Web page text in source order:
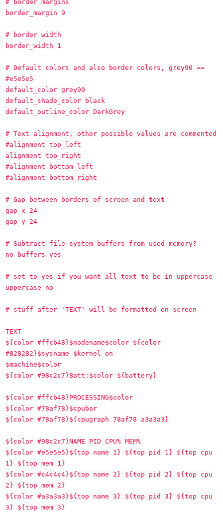
# border margins
border_margin 9
# border width
border_width 1
# Default colors and also border colors, grey90 ==
#e5e5e5
default_color grey90
default_shade_color black
default_outline_color DarkGrey
# Text alignment, other possible values are commented
#alignment top_left
alignment top_right
#alignment bottom_left
#alignment bottom_right
# Gap between borders of screen and text
gap_x 24
gap_y 24
# Subtract file system buffers from used memory?
no_buffers yes
# set to yes if you want all text to be in uppercase
uppercase no
# stuff after 'TEXT' will be formatted on screen
TEXT
${color #ffcb48}$nodename$color ${color
#828282}$sysname $kernel on
$machine$color
${color #98c2c7}Batt:$color ${battery}
${color #ffcb48}PROCESSING$color
${color #78af78}$cpubar
${color #78af78}${cpugraph 78af78 a3a3a3}
${color #98c2c7}NAME PID CPU% MEM%
${color #e5e5e5}${top name 1} ${top pid 1} ${top cpu
1} ${top mem 1}
${color #c4c4c4}${top name 2} ${top pid 2} ${top cpu
2} ${top mem 2}
${color #a3a3a3}${top name 3} ${top pid 3} ${top cpu
3} ${top mem 3}